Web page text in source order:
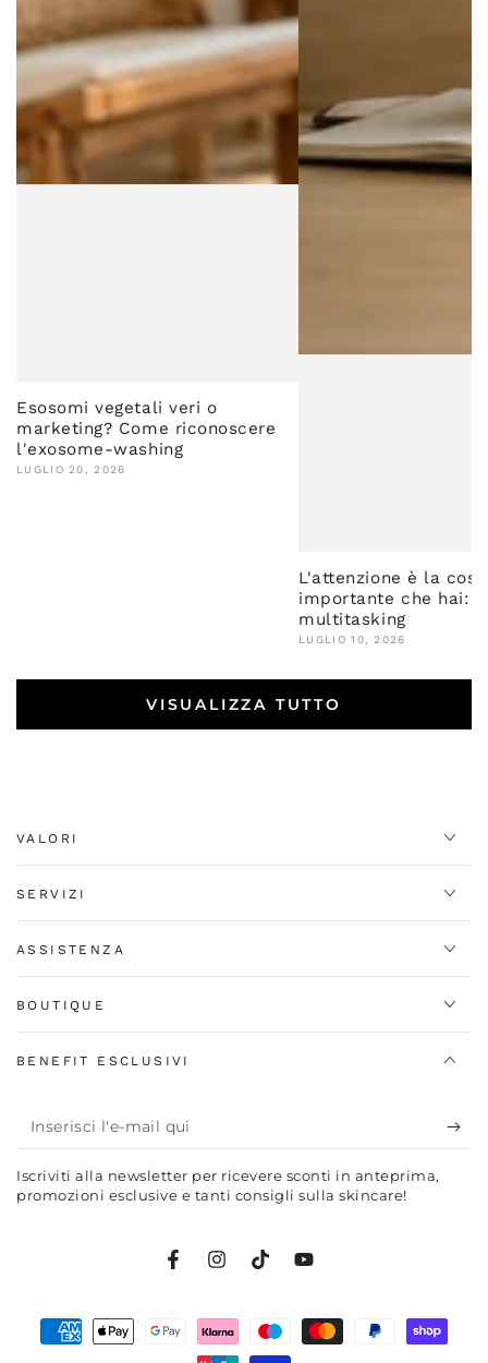
Esosomi vegetali veri o
marketing? Come riconoscere
l'exosome-washing
LUGLIO 20, 2026
L'attenzione è la
importante che hai:
multitasking
LUGLIO 10, 2026
VISUALIZZA TUTTO
VALORI
SERVIZI
ASSISTENZA
BOUTIQUE
BENEFIT ESCLUSIVI
Inserisci
l'e-
mail
Iscriviti alla newsletter per ricevere sconti in anteprima,
promozioni esclusive e tanti consigli sulla skincare!
FacebookInstagram
TikTokYouTube
Modalità